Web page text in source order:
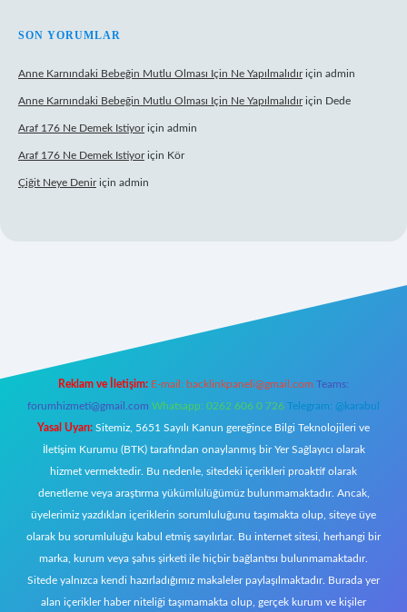
SON YORUMLAR
Anne Karnındaki Bebeğin Mutlu Olması Için Ne Yapılmalıdıriçin admin
Anne Karnındaki Bebeğin Mutlu Olması Için Ne Yapılmalıdıriçin Dede
Araf 176 Ne Demek Istiyoriçin admin
Araf 176 Ne Demek Istiyoriçin Kör
Çiğit Neye Deniriçin admin
Reklam ve İletişim: E-mail: backlinkpaneli@gmail.com Teams:
forumhizmeti@gmail.com Whatsapp: 0262 606 0 726 Telegram: @karabul
Yasal Uyarı: Sitemiz, 5651 Sayılı Kanun gereğince Bilgi Teknolojileri ve
İletişim Kurumu (BTK) tarafından onaylanmış bir Yer Sağlayıcı olarak
hizmet vermektedir. Bu nedenle, sitedeki içerikleri proaktif olarak
denetleme veya araştırma yükümlülüğümüz bulunmamaktadır. Ancak,
üyelerimiz yazdıkları içeriklerin sorumluluğunu taşımakta olup, siteye üye
olarak bu sorumluluğu kabul etmiş sayılırlar. Bu internet sitesi, herhangi bir
marka, kurum veya şahıs şirketi ile hiçbir bağlantısı bulunmamaktadır.
Sitede yalnızca kendi hazırladığımız makaleler paylaşılmaktadır. Burada yer
alan içerikler haber niteliği taşımamakta olup, gerçek kurum ve kişiler